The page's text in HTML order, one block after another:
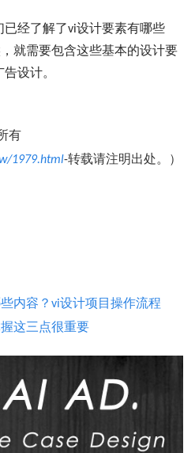
经了解了vi设计要素有哪些
就需要包含这些基本的设计要
设计。
有
1979.html-转载请注明出处。）
内容？vi设计项目操作流程
这三点很重要